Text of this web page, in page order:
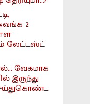
2
லேட்டஸ்ட்
வேகமாக
இருந்து